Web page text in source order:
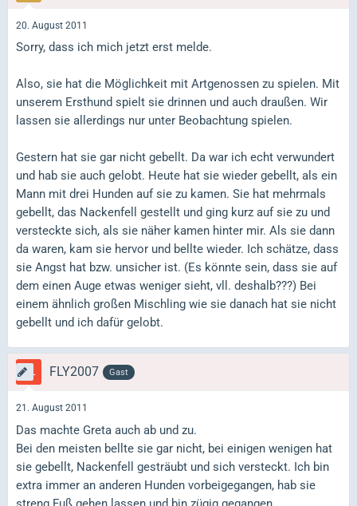
20. August 2011
Sorry, dass ich mich jetzt erst melde.
Also, sie hat die Möglichkeit mit Artgenossen zu spielen. Mit
unserem Ersthund spielt sie drinnen und auch draußen. Wir
lassen sie allerdings nur unter Beobachtung spielen.
Gestern hat sie gar nicht gebellt. Da war ich echt verwundert
und hab sie auch gelobt. Heute hat sie wieder gebellt, als ein
Mann mit drei Hunden auf sie zu kamen. Sie hat mehrmals
gebellt, das Nackenfell gestellt und ging kurz auf sie zu und
versteckte sich, als sie näher kamen hinter mir. Als sie dann
da waren, kam sie hervor und bellte wieder. Ich schätze, dass
sie Angst hat bzw. unsicher ist. (Es könnte sein, dass sie auf
dem einen Auge etwas weniger sieht, vll. deshalb???) Bei
einem ähnlich großen Mischling wie sie danach hat sie nicht
gebellt und ich dafür gelobt.
FLY2007 Gast
21. August 2011
Das machte Greta auch ab und zu.
Bei den meisten bellte sie gar nicht, bei einigen wenigen hat
sie gebellt, Nackenfell gesträubt und sich versteckt. Ich bin
extra immer an anderen Hunden vorbeigegangen, hab sie